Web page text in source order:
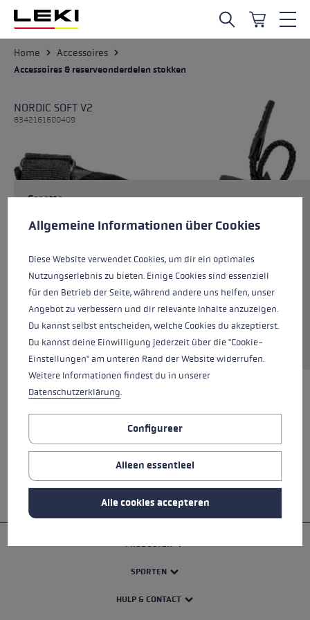
Ga naar de hoofdinhoud
Home Accessoires
Accessoires & reserveonderdelen stokken
NORDIC SOFT V2
8342161600409
Grootte
Kleur dark anthracite-black
Service aanvragen
ALLE SPECIFICATIES
VEILIGHEIDSINSTRUCTIES
PRODUCTEN
SPORTEN
HULP & CONTACT
Cookie voorkeuren
Allgemeine Informationen über Cookies
Diese Website verwendet Cookies, um dir ein optimales
Nutzungserlebnis zu bieten. Einige Cookies sind essenziell
für den Betrieb der Seite, während andere uns helfen, unser
Angebot zu verbessern und dir relevante Inhalte anzuzeigen.
Du kannst selbst entscheiden, welche Cookies du akzeptierst.
Du kannst deine Einwilligung jederzeit über die "Cookie-
Einstellungen" am unteren Rand der Website widerrufen.
Weitere Informationen findest du in unserer
Datenschutzerklärung.
Configureer
Alleen essentieel
Alle cookies accepteren